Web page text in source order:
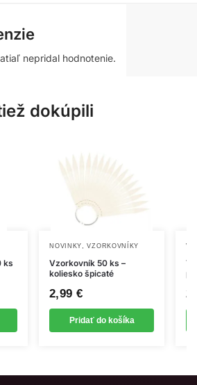
nepridal hodnotenie.
dokúpili
ks
NOVINKY ,VZORKOVNÍKY
Vzorkovník 50 ks –
koliesko špicaté
2,99 €
Pridať do košíka